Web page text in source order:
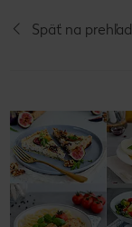
Späť na prehľad